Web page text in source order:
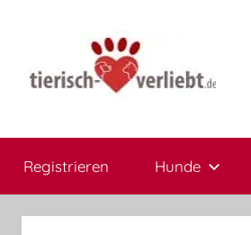
tierisch-
verliebt.de
treffen
sich
Registrieren Hunde